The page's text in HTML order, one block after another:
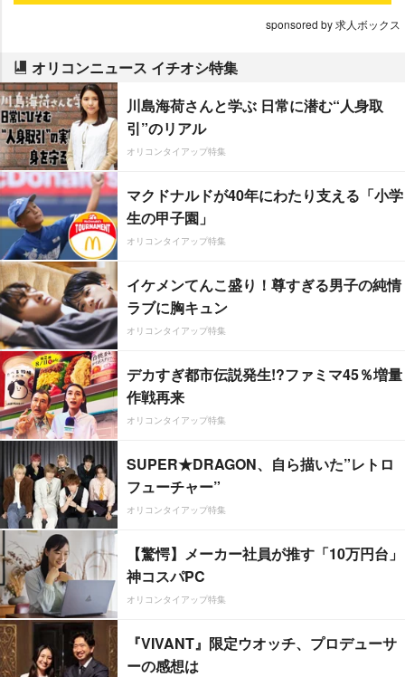
sponsored by 求人ボックス
オリコンニュース イチオシ特集
川島海荷さんと学ぶ 日常に潜む“人身取
引”のリアル
オリコンタイアップ特集
マクドナルドが40年にわたり支える「小学
生の甲子園」
オリコンタイアップ特集
イケメンてんこ盛り！尊すぎる男子の純情
ラブに胸キュン
オリコンタイアップ特集
デカすぎ都市伝説発生!?ファミマ45％増量
作戦再来
オリコンタイアップ特集
SUPER★DRAGON、自ら描いた”レトロ
フューチャー”
オリコンタイアップ特集
【驚愕】メーカー社員が推す「10万円台」
神コスパPC
オリコンタイアップ特集
『VIVANT』限定ウオッチ、プロデューサ
ーの感想は